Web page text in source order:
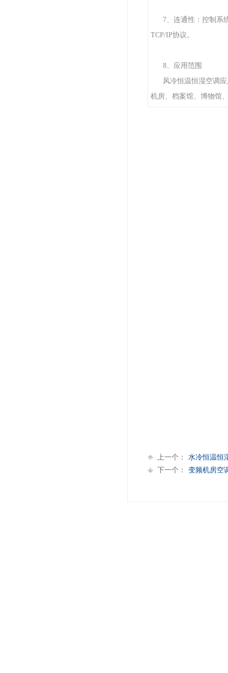
7、连通性：控制系
TCP/IP协议。
8、应用范围
风冷恒温恒湿空调
机房、档案馆、博物馆
上一个：
水冷恒温恒
下一个：
变频机房空